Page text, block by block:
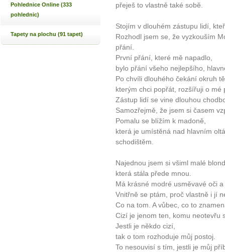
Pohlednice Online (333
pohlednic)
Tapety na plochu (91 tapet)
přeješ to vlastně také sobě.
Stojím v dlouhém zástupu lidí,
Rozhodl jsem se, že vyzkouším
přání.
První přání, které mě napadlo,
bylo přání všeho nejlepšího,
Po chvíli dlouhého čekání okruh
kterým chci popřát, rozšířuji o mé
Zástup lidí se vine dlouhou
Samozřejmě, že jsem si časem
Pomalu se blížím k madoně,
která je umístěná nad hlavním
schodištěm.
Najednou jsem si všiml malé
která stála přede mnou.
Má krásné modré usměvavé oči
Vnitřně se ptám, proč vlastně i jí
Co na tom. A vůbec, co to
Cizí je jenom ten, komu neotevřu
Jestli je někdo cizí,
tak o tom rozhoduje můj postoj.
To nesouvisí s tím, jestli je můj